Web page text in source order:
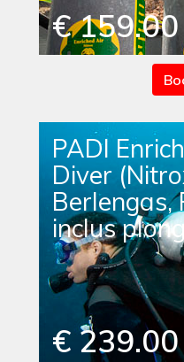
€ 159.00
PADI
Diver
Berlengas,
inclus
€ 239.00